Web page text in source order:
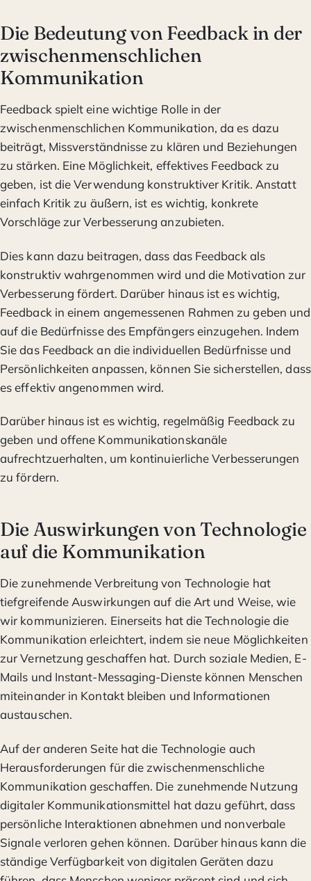
Die Bedeutung von Feedback in der
zwischenmenschlichen
Kommunikation
Feedback spielt eine wichtige Rolle in der
zwischenmenschlichen Kommunikation, da es dazu
beiträgt, Missverständnisse zu klären und Beziehungen
zu stärken. Eine Möglichkeit, effektives Feedback zu
geben, ist die Verwendung konstruktiver Kritik. Anstatt
einfach Kritik zu äußern, ist es wichtig, konkrete
Vorschläge zur Verbesserung anzubieten.
Dies kann dazu beitragen, dass das Feedback als
konstruktiv wahrgenommen wird und die Motivation zur
Verbesserung fördert. Darüber hinaus ist es wichtig,
Feedback in einem angemessenen Rahmen zu geben und
auf die Bedürfnisse des Empfängers einzugehen. Indem
Sie das Feedback an die individuellen Bedürfnisse und
Persönlichkeiten anpassen, können Sie sicherstellen, dass
es effektiv angenommen wird.
Darüber hinaus ist es wichtig, regelmäßig Feedback zu
geben und offene Kommunikationskanäle
aufrechtzuerhalten, um kontinuierliche Verbesserungen
zu fördern.
Die Auswirkungen von Technologie
auf die Kommunikation
Die zunehmende Verbreitung von Technologie hat
tiefgreifende Auswirkungen auf die Art und Weise, wie
wir kommunizieren. Einerseits hat die Technologie die
Kommunikation erleichtert, indem sie neue Möglichkeiten
zur Vernetzung geschaffen hat. Durch soziale Medien, E-
Mails und Instant-Messaging-Dienste können Menschen
miteinander in Kontakt bleiben und Informationen
austauschen.
Auf der anderen Seite hat die Technologie auch
Herausforderungen für die zwischenmenschliche
Kommunikation geschaffen. Die zunehmende Nutzung
digitaler Kommunikationsmittel hat dazu geführt, dass
persönliche Interaktionen abnehmen und nonverbale
Signale verloren gehen können. Darüber hinaus kann die
ständige Verfügbarkeit von digitalen Geräten dazu